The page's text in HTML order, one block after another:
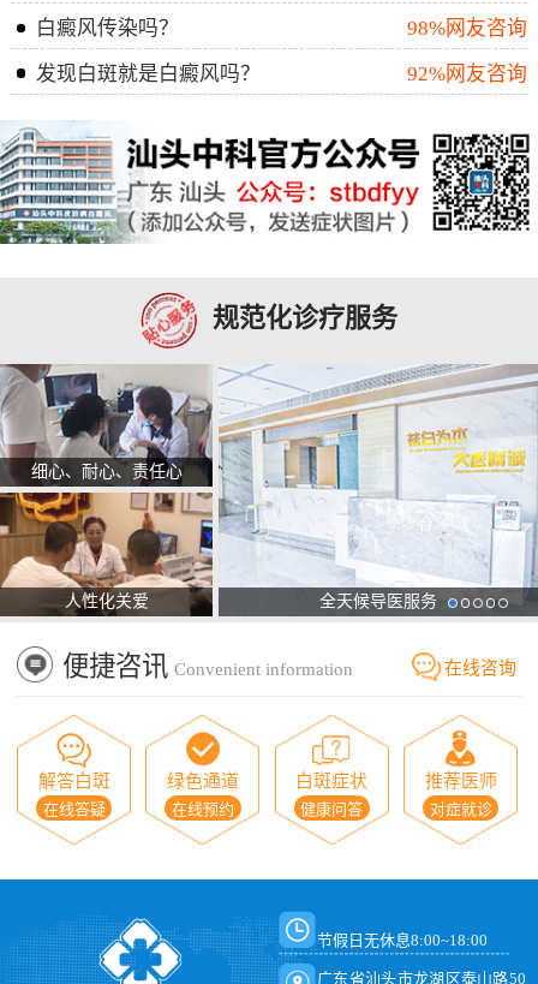
白癜风传染吗？
98%网友咨询
发现白斑就是白癜风吗？
92%网友咨询
规范化诊疗服务
细心、耐心、责任心
人性化关爱 全天候导医服务
便捷咨讯 Convenient information 在线咨询
解答白斑
在线答疑
绿色通道
在线预约
白斑症状
健康问答
推荐医师
对症就诊
节假日无休息8:00~18:00
广东省汕头市龙湖区泰山路50